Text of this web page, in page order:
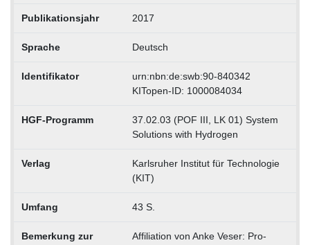
Publikationsjahr 2017
Sprache Deutsch
Identifikator
urn:nbn:de:swb:90-840342
KITopen-ID: 1000084034
HGF-Programm
37.02.03 (POF III, LK 01) System
Solutions with Hydrogen
Verlag
Karlsruher Institut für Technologie
(KIT)
Umfang 43 S.
Bemerkung zur
Affiliation von Anke Veser: Pro-